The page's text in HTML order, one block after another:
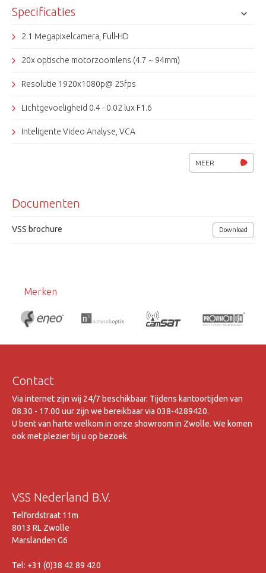
Specificaties
2.1 Megapixelcamera, Full-HD
20x optische motorzoomlens (4.7 ~ 94mm)
Resolutie 1920x1080p@ 25fps
Lichtgevoeligheid 0.4 - 0.02 lux F1.6
Inteligente Video Analyse, VCA
Privacy masking, Smart Shade Control
Audio full duplex, Alarm in- en uitgang
10-30 clients, 1 beheerder niveau
IPv4, IPv6 en ONVIF V2.2 (Profile S)
Afmetingen (bxhxd) 132 x 155 x 132 mm
MEER
Documenten
VSS brochure Download
Merken
Contact
Via internet zijn wij 24/7 beschikbaar. Tijdens kantoortijden van
08.30 - 17.00 uur zijn we bereikbaar via 038-4289420.
U bent van harte welkom in onze showroom in Zwolle. We komen
ook met plezier bij u op bezoek.
VSS Nederland B.V.
Telfordstraat 11m
8013 RL Zwolle
Marslanden G6
Tel: +31 (0)38 42 89 420